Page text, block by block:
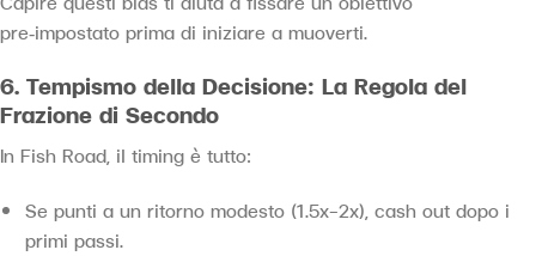
pre‑impostato prima di iniziare a muoverti.
6. Tempismo della Decisione: La Regola del
Frazione di Secondo
In Fish Road, il timing è tutto:
Se punti a un ritorno modesto (1.5x–2x), cash out dopo i
primi passi.